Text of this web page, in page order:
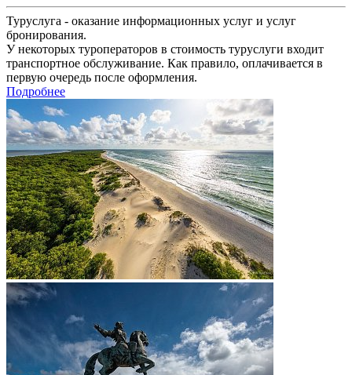
Туруслуга - оказание информационных услуг и услуг
бронирования.
У некоторых туроператоров в стоимость туруслуги входит
транспортное обслуживание. Как правило, оплачивается в
первую очередь после оформления.
Подробнее